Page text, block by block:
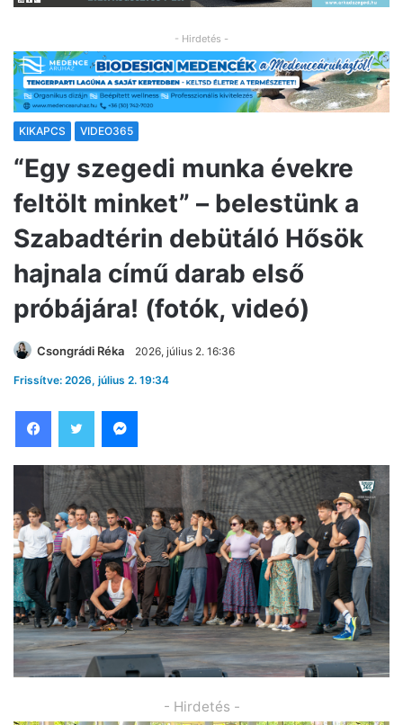
- Hirdetés -
KIKAPCS VIDEO365
“Egy szegedi munka évekre
feltölt minket” – belestünk a
Szabadtérin debütáló Hősök
hajnala című darab első
próbájára! (fotók, videó)
Csongrádi Réka 2026, július 2. 16:36
Frissítve: 2026, július 2. 19:34
- Hirdetés -